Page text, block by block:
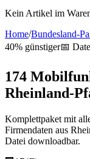
Kein Artikel im
Home/Bundesland-
40% günstiger📅
174
Rheinland-
Komplettpaket mit
Firmendaten aus
Datei downloadbar.